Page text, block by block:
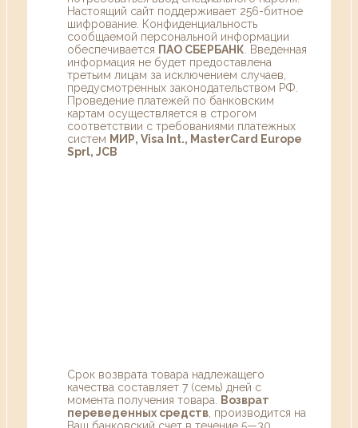
Настоящий сайт поддерживает 256-битное
шифрование. Конфиденциальность
сообщаемой персональной информации
обеспечивается ПАО СБЕРБАНК . Введенная
информация не будет предоставлена
третьим лицам за исключением случаев,
предусмотренных законодательством РФ.
Проведение платежей по банковским
картам осуществляется в строгом
соответствии с требованиями платежных
систем МИР, Visa Int., MasterCard Europe
Sprl, JCB
Срок возврата товара надлежащего
качества составляет 7 (семь) дней с
момента получения товара.
Возврат
переведенных средств , производится на
Ваш банковский счет в течение 5—30